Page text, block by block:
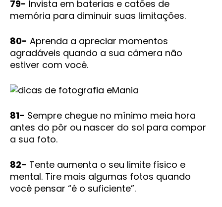
79- Invista em baterias e catões de
memória para diminuir suas limitações.
80- Aprenda a apreciar momentos
agradáveis quando a sua câmera não
estiver com você.
81- Sempre chegue no mínimo meia hora
antes do pôr ou nascer do sol para compor
a sua foto.
82- Tente aumenta o seu limite físico e
mental. Tire mais algumas fotos quando
você pensar “é o suficiente”.